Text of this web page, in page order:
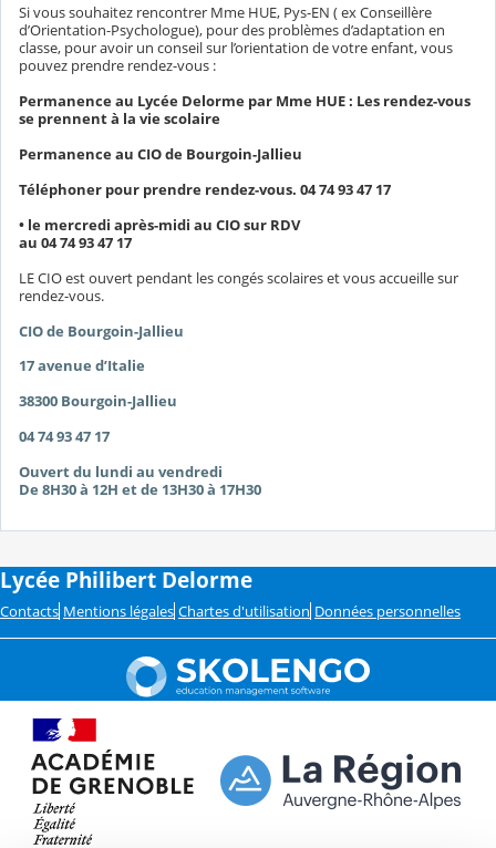
Si vous souhaitez rencontrer Mme HUE, Pys-EN ( ex Conseillère
d’Orientation-Psychologue), pour des problèmes d’adaptation en
classe, pour avoir un conseil sur l’orientation de votre enfant, vous
pouvez prendre rendez-vous :
Permanence au Lycée Delorme par Mme HUE : Les rendez-vous
se prennent à la vie scolaire
Permanence au CIO de Bourgoin-Jallieu
Téléphoner pour prendre rendez-vous. 04 74 93 47 17
• le mercredi après-midi au CIO sur RDV
au 04 74 93 47 17
LE CIO est ouvert pendant les congés scolaires et vous accueille sur
rendez-vous.
CIO de Bourgoin-Jallieu
17 avenue d’Italie
38300 Bourgoin-Jallieu
04 74 93 47 17
Ouvert du lundi au vendredi
De 8H30 à 12H et de 13H30 à 17H30
Lycée Philibert Delorme
Contacts Mentions légales Chartes d'utilisation Données personnelles